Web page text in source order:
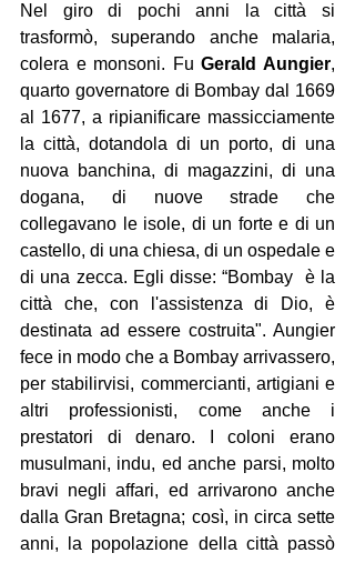
Nel giro di pochi anni la città si
trasformò, superando anche malaria,
colera e monsoni. Fu Gerald Aungier,
quarto governatore di Bombay dal 1669
al 1677, a ripianificare massicciamente
la città, dotandola di un porto, di una
nuova banchina, di magazzini, di una
dogana, di nuove strade che
collegavano le isole, di un forte e di un
castello, di una chiesa, di un ospedale e
di una zecca. Egli disse: “Bombay  è la
città che, con l'assistenza di Dio, è
destinata ad essere costruita". Aungier
fece in modo che a Bombay arrivassero,
per stabilirvisi, commercianti, artigiani e
altri professionisti, come anche i
prestatori di denaro. I coloni erano
musulmani, indu, ed anche parsi, molto
bravi negli affari, ed arrivarono anche
dalla Gran Bretagna; così, in circa sette
anni, la popolazione della città passò